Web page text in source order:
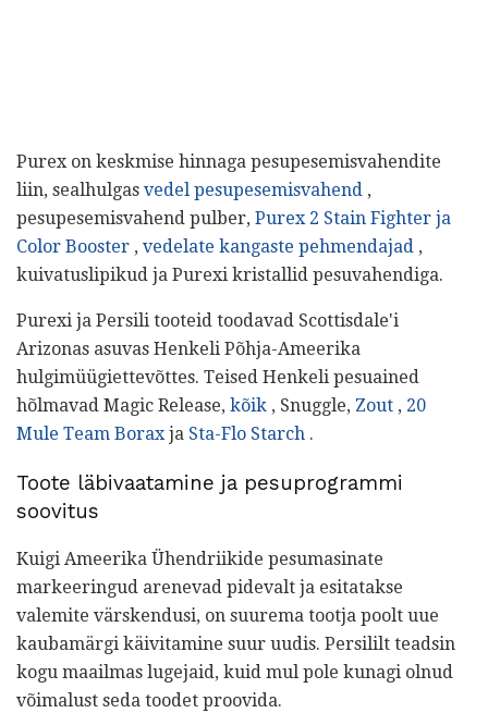
Purex on keskmise hinnaga pesupesemisvahendite
liin, sealhulgas vedel pesupesemisvahend ,
pesupesemisvahend pulber, Purex 2 Stain Fighter ja
Color Booster , vedelate kangaste pehmendajad ,
kuivatuslipikud ja Purexi kristallid pesuvahendiga.
Purexi ja Persili tooteid toodavad Scottisdale'i
Arizonas asuvas Henkeli Põhja-Ameerika
hulgimüügiettevõttes. Teised Henkeli pesuained
hõlmavad Magic Release, kõik , Snuggle, Zout , 20
Mule Team Borax ja Sta-Flo Starch .
Toote läbivaatamine ja pesuprogrammi
soovitus
Kuigi Ameerika Ühendriikide pesumasinate
markeeringud arenevad pidevalt ja esitatakse
valemite värskendusi, on suurema tootja poolt uue
kaubamärgi käivitamine suur uudis. Persililt teadsin
kogu maailmas lugejaid, kuid mul pole kunagi olnud
võimalust seda toodet proovida.